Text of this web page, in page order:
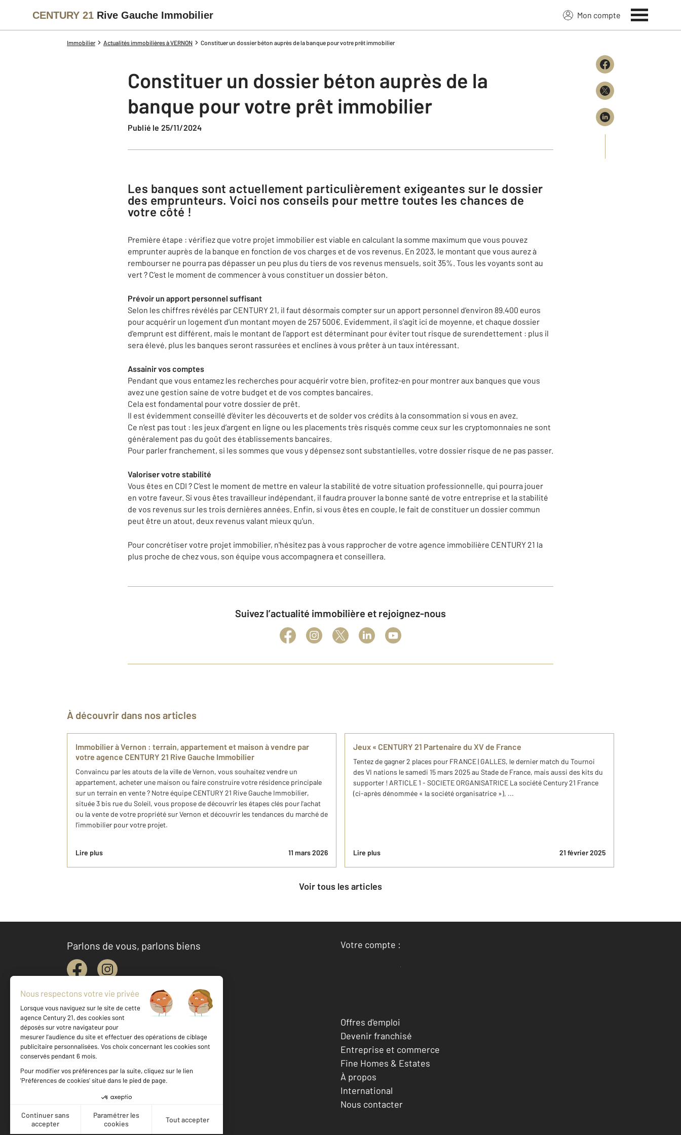
CENTURY 21 Rive Gauche Immobilier Mon compte
Immobilier Actualités immobilières à VERNON Constituer un dossier béton auprès de la banque pour votre prêt immobilier
Constituer un dossier béton auprès de la
banque pour votre prêt immobilier
Publié le 25/11/2024
Les banques sont actuellement particulièrement exigeantes sur le dossier
des emprunteurs. Voici nos conseils pour mettre toutes les chances de
votre côté !
Première étape : vérifiez que votre projet immobilier est viable en calculant la somme maximum que vous pouvez
emprunter auprès de la banque en fonction de vos charges et de vos revenus. En 2023, le montant que vous aurez à
rembourser ne pourra pas dépasser un peu plus du tiers de vos revenus mensuels, soit 35%. Tous les voyants sont au
vert ? C’est le moment de commencer à vous constituer un dossier béton.
Prévoir un apport personnel suffisant
Selon les chiffres révélés par CENTURY 21, il faut désormais compter sur un apport personnel d’environ 89.400 euros
pour acquérir un logement d’un montant moyen de 257 500€. Evidemment, il s'agit ici de moyenne, et chaque dossier
d'emprunt est différent, mais le montant de l'apport est déterminant pour éviter tout risque de surendettement : plus il
sera élevé, plus les banques seront rassurées et enclines à vous prêter à un taux intéressant.
Assainir vos comptes
Pendant que vous entamez les recherches pour acquérir votre bien, profitez-en pour montrer aux banques que vous
avez une gestion saine de votre budget et de vos comptes bancaires.
Cela est fondamental pour votre dossier de prêt.
Il est évidemment conseillé d’éviter les découverts et de solder vos crédits à la consommation si vous en avez.
Ce n’est pas tout : les jeux d’argent en ligne ou les placements très risqués comme ceux sur les cryptomonnaies ne sont
généralement pas du goût des établissements bancaires.
Pour parler franchement, si les sommes que vous y dépensez sont substantielles, votre dossier risque de ne pas passer.
Valoriservotre stabilité
Vous êtes en CDI ? C’est le moment de mettre en valeur la stabilité de votre situation professionnelle, qui pourra jouer
en votre faveur. Si vous êtes travailleur indépendant, il faudra prouver la bonne santé de votre entreprise et la stabilité
de vos revenus sur les trois dernières années. Enfin, si vous êtes en couple, le fait de constituer un dossier commun
peut être un atout, deux revenus valant mieux qu’un.
Pour concrétiser votre projet immobilier, n'hésitez pas à vous rapprocher de votre agence immobilière CENTURY 21 la
plus proche de chez vous, son équipe vous accompagnera et conseillera.
Suivez l’actualité immobilière et rejoignez-nous
À découvrir dans nos articles
Immobilier à Vernon : terrain, appartement et maison à vendre par
votre agence CENTURY 21 Rive Gauche Immobilier
Convaincu par les atouts de la ville de Vernon, vous souhaitez vendre un
appartement, acheter une maison ou faire construire votre résidence principale
sur un terrain en vente ? Notre équipe CENTURY 21 Rive Gauche Immobilier,
située 3 bis rue du Soleil, vous propose de découvrir les étapes clés pour l'achat
ou la vente de votre propriété sur Vernon et découvrir les tendances du marché de
l’immobilier pour votre projet.
Lire plus 11 mars 2026
Jeux « CENTURY 21 Partenaire du XV de France
Tentez de gagner 2 places pour FRANCE | GALLES, le dernier match du Tournoi
des VI nations le samedi 15 mars 2025 au Stade de France, mais aussi des kits du
supporter ! ARTICLE 1 - SOCIETE ORGANISATRICE La société Century 21 France
(ci-après dénommée « la société organisatrice »), ...
Lire plus 21 février 2025
Voir tous les articles
Parlons de vous, parlons biens
Votre compte :
Accéder à mon compte
Votre agence est notée
Achat
Location
Offres d'emploi
Devenir franchisé
Entreprise et commerce
Fine Homes & Estates
À propos
International
Nous contacter